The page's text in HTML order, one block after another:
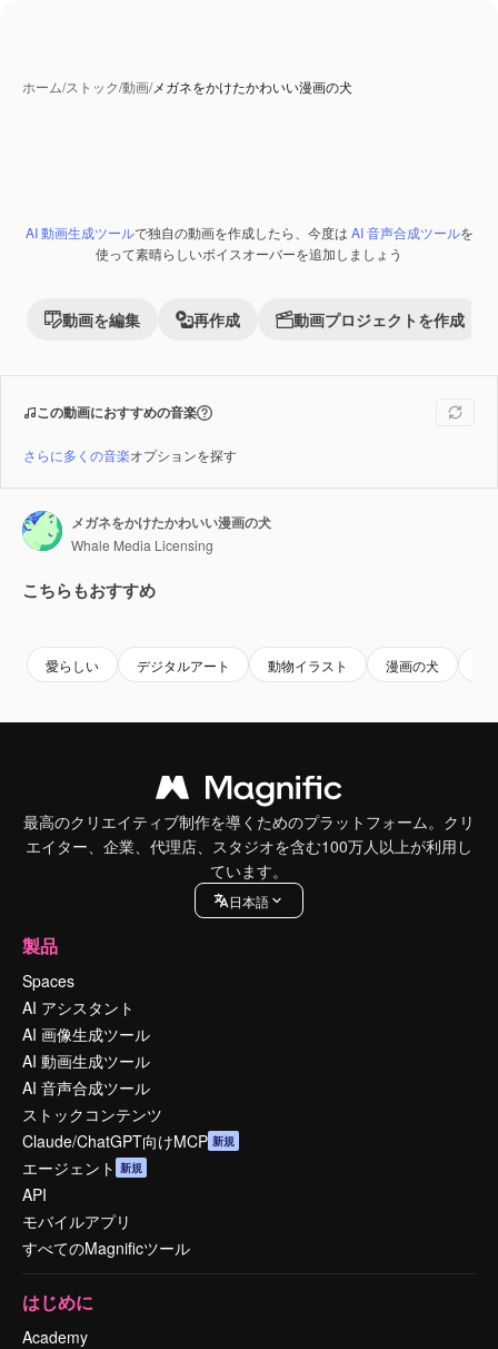
ホーム/ストック/動画/メガネをかけたかわいい漫画の犬
PremiumAI 生成コンテンツ
AI 動画生成ツールで独自の動画を作成したら、今度は AI 音声合成ツールを
使って素晴らしいボイスオーバーを追加しましょう
動画を編集 再作成 動画プロジェクトを作成
この動画におすすめの音楽
さらに多くの音楽オプションを探す
メガネをかけたかわいい漫画の犬
Whale Media Licensing
こちらもおすすめ
愛らしい デジタルアート 動物イラスト 漫画の犬
最高のクリエイティブ制作を導くためのプラットフォーム。クリ
エイター、企業、代理店、スタジオを含む100万人以上が利用し
ています。
日本語
製品
Spaces
AI アシスタント
AI 画像生成ツール
AI 動画生成ツール
AI 音声合成ツール
ストックコンテンツ
Claude/ChatGPT向けMCP 新規
エージェント 新規
API
モバイルアプリ
すべてのMagnificツール
はじめに
Academy